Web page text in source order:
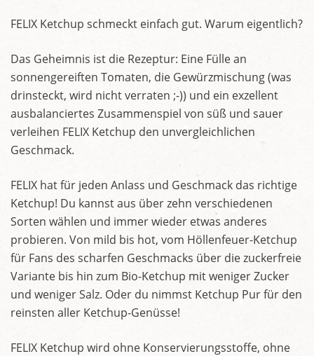
FELIX Ketchup schmeckt einfach gut. Warum eigentlich?
Das Geheimnis ist die Rezeptur: Eine Fülle an
sonnengereiften Tomaten, die Gewürzmischung (was
drinsteckt, wird nicht verraten ;-)) und ein exzellent
ausbalanciertes Zusammenspiel von süß und sauer
verleihen FELIX Ketchup den unvergleichlichen
Geschmack.
FELIX hat für jeden Anlass und Geschmack das richtige
Ketchup! Du kannst aus über zehn verschiedenen
Sorten wählen und immer wieder etwas anderes
probieren. Von mild bis hot, vom Höllenfeuer-Ketchup
für Fans des scharfen Geschmacks über die zuckerfreie
Variante bis hin zum Bio-Ketchup mit weniger Zucker
und weniger Salz. Oder du nimmst Ketchup Pur für den
reinsten aller Ketchup-Genüsse!
FELIX Ketchup wird ohne Konservierungsstoffe, ohne